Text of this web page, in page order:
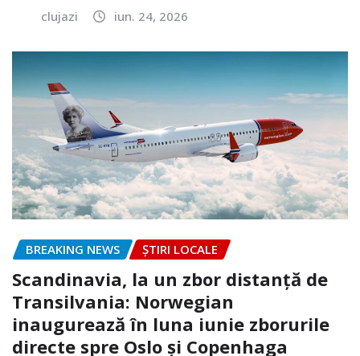
clujazi iun. 24, 2026
BREAKING NEWS ȘTIRI LOCALE
Scandinavia, la un zbor distanță de
Transilvania: Norwegian
inaugurează în luna iunie zborurile
directe spre Oslo și Copenhaga